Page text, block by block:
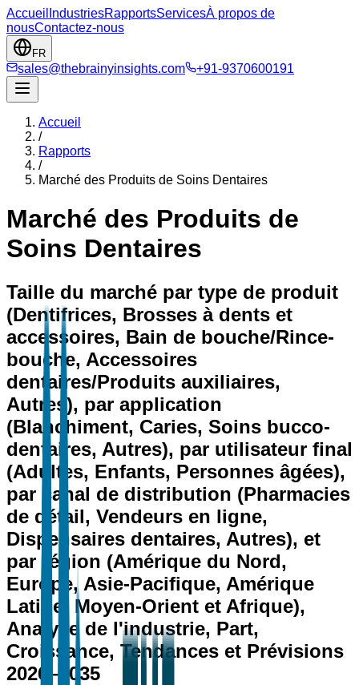
Accueil IndustriesRapportsServicesÀ propos de
nousContactez-nous
FR
sales@thebrainyinsights.com +91-9370600191
Accueil
/
Rapports
/
Marché des Produits de Soins Dentaires
Marché des Produits de
Soins Dentaires
Taille du marché par type de produit
(Dentifrices, Brosses à dents et
accessoires, Bain de bouche/Rince-
bouche, Accessoires
dentaires/Produits auxiliaires,
Autres), par application
(Blanchiment, Caries, Soins bucco-
dentaires, Autres), par utilisateur final
(Adultes, Enfants, Personnes âgées),
par canal de distribution (Pharmacies
de détail, Vendeurs en ligne,
Dispensaires dentaires, Autres), et
par région (Amérique du Nord,
Europe, Asie-Pacifique, Amérique
Latine, Moyen-Orient et Afrique),
Analyse de l'industrie, Part,
Croissance, Tendances et Prévisions
2026–2035